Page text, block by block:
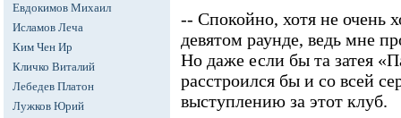
Евдокимов Михаил
Исламов Леча
Ким Чен Ир
Кличко Виталий
Лебедев Платон
Лужков Юрий
-- Спокойно, хотя не очень
девятом раунде, ведь мне
Но даже если бы та затея
расстроился бы и со всей
выступлению за этот клуб.